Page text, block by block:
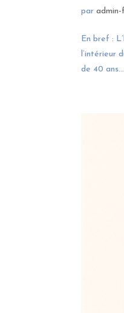
paradmin-
En bref :
l’intérieur
de 40